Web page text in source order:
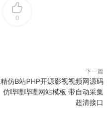
0
下一篇
精仿B站PHP开源影视视频网源码
仿哔哩哔哩网站模板 带自动采集
超清接口